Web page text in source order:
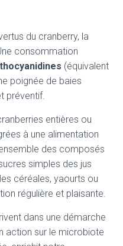
du cranberry, la
consommation
(équivalent
poignée de baies
préventif.
entières ou
à une alimentation
des composés
simples des jus
céréales, yaourts ou
régulière et plaisante.
dans une démarche
action sur le microbiote